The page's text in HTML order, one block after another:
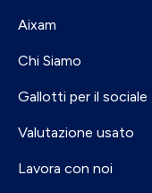
Aixam
Chi Siamo
Gallotti per il sociale
Valutazione usato
Lavora con noi